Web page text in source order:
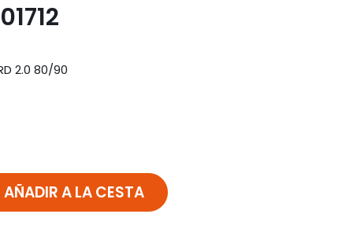
2.0 80/90
AÑADIR A LA CESTA